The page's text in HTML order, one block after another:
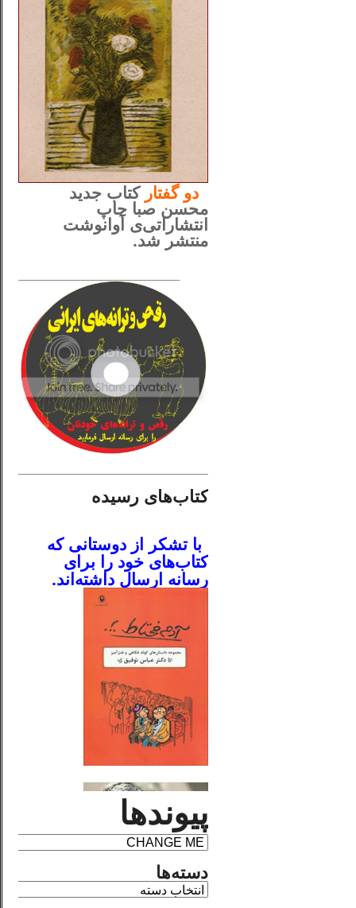
دوگفتار کتاب جدید
محسن صبا چاپ
انتشاراتی‌ی آوانوشت
منتشر شد.
کتاب‌های رسیده
با تشکر از دوستانی که
کتاب‌های خود را برای
رسانه ارسال داشته‌اند.
پیوندها
دسته‌ها